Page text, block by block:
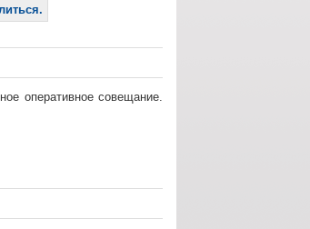
оперативное совещание.